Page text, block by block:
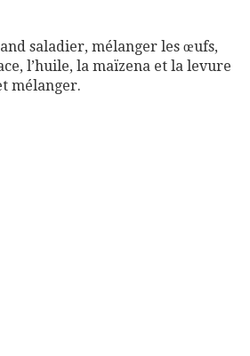
saladier, mélanger les œufs,
l’huile, la maïzena et la levure
mélanger.